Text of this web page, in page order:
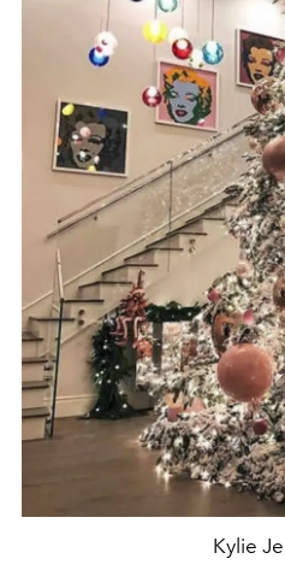
Kylie